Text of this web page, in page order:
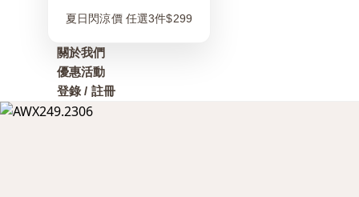
夏日閃涼價 任選3件$299
關於我們
優惠活動
登錄 / 註冊